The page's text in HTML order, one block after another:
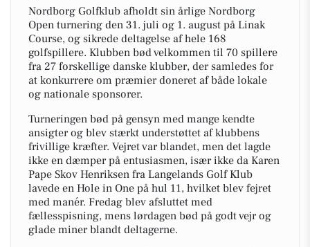
Nordborg Golfklub afholdt sin årlige Nordborg
Open turnering den 31. juli og 1. august på Linak
Course, og sikrede deltagelse af hele 168
golfspillere. Klubben bød velkommen til 70 spillere
fra 27 forskellige danske klubber, der samledes for
at konkurrere om præmier doneret af både lokale
og nationale sponsorer.
Turneringen bød på gensyn med mange kendte
ansigter og blev stærkt understøttet af klubbens
frivillige kræfter. Vejret var blandet, men det lagde
ikke en dæmper på entusiasmen, især ikke da Karen
Pape Skov Henriksen fra Langelands Golf Klub
lavede en Hole in One på hul 11, hvilket blev fejret
med manér. Fredag blev afsluttet med
fællesspisning, mens lørdagen bød på godt vejr og
glade miner blandt deltagerne.